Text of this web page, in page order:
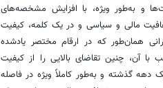
و به‌طور ویژه، با افزایش مشخصه‌های
مالی و سیاسی و در یک کلمه، کیفیت
همان‌طور که در ارقام مختصر یادشده
آن، چنین تقاضای بالایی را از کیفیت
دهه گذشته و به‌طور کاملاً ویژه در فاصله